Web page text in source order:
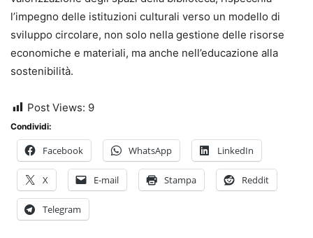
l’impegno delle istituzioni culturali verso un modello di
sviluppo circolare, non solo nella gestione delle risorse
economiche e materiali, ma anche nell’educazione alla
sostenibilità.
Post Views: 9
Condividi:
Facebook WhatsApp LinkedIn
X E-mail Stampa Reddit
Telegram